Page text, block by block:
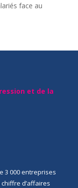
face au
et de la
3 000 entreprises
d’affaires